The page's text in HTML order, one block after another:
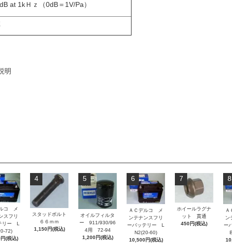
at 1kＨｚ（0dB＝1V/Pa）
明
コ メ
スフリ
リー L
72)
(税込)
4
スタッドボルト
６６ｍｍ
1,150円(税込)
5
オイルフィルタ
ー 911/930/96
4用 72-94
1,200円(税込)
6
ＡＣデルコ メ
ンテナンスフリ
ーバッテリー L
N2(20-60)
10,500円(税込)
7
ホイールラグナ
ット 貫通
450円(税込)
8
ン
ー